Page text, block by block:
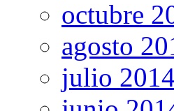
octubre
agosto
julio 2014